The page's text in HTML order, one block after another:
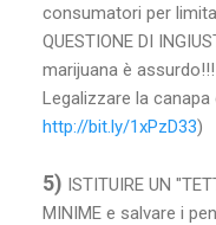
consumatori per
QUESTIONE DI
marijuana è assurdo!!!
Legalizzare la canapa
http://bit.ly/1xPzD33)
5) ISTITUIRE UN
MINIME e salvare i